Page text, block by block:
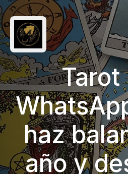
Tarot
haz
año y